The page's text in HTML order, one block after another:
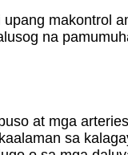
makontrol
na
at mga
sa